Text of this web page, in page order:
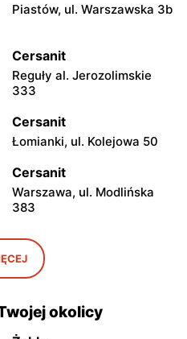
Piastów, ul. Warszawska 3b
Cersanit
Reguły al. Jerozolimskie
333
Cersanit
Łomianki, ul. Kolejowa 50
Cersanit
Warszawa, ul. Modlińska
383
Cersanit
Pruszków Al. Jerozolimskie
451
Cersanit
Warszawa, ul. Trakt Brzeski
okolicy